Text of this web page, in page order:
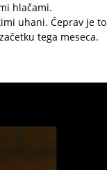
hlačami.
uhani. Čeprav je to
tega meseca.